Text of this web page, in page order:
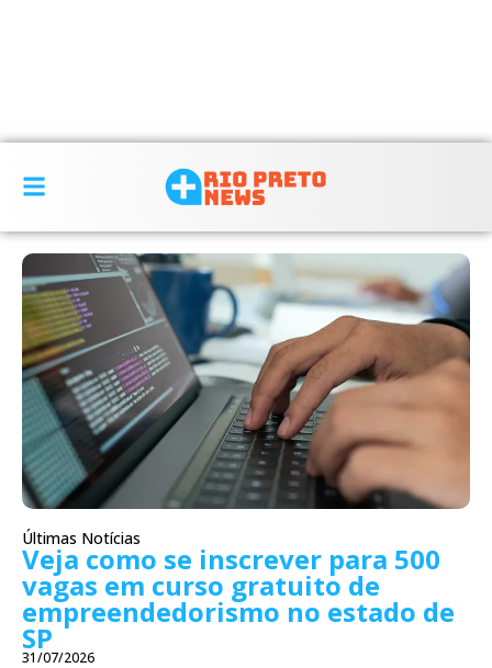
Últimas Notícias
Veja como se inscrever para 500
vagas em curso gratuito de
empreendedorismo no estado de
SP
31/07/2026